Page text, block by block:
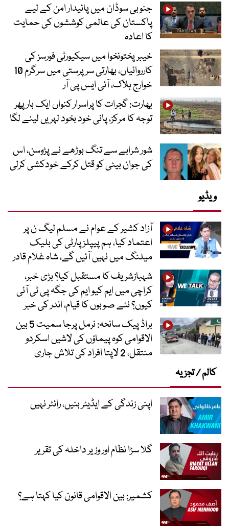
جنوبی سوڈان میں پائیدار امن کے لیے
پاکستان کی عالمی کوششوں کی حمایت
کا اعادہ
خیبرپختونخوا میں سیکیورٹی فورسز کی
کارروائیاں، بھارتی سرپرستی میں سرگرم 10
خوارج ہلاک، آئی ایس پی آر
بھارت: گجرات کا پراسرار کنواں ایک بار پھر
توجہ کا مرکز، پانی خود بخود لہریں لینے لگا
شور شرابے سے تنگ بوڑھے نے پڑوسن، اس
کی جوان بیٹی کو قتل کرکے خودکشی کرلی
ویڈیو
آزاد کشیر کے عوام نے مسلم لیگ ن پر
اعتماد کیا، ہم پیپلز پارٹی کی بلیک
میلنگ میں نہیں آئیں گے، شاہ غلام قادر
شہبازشریف کا مستقبل کیا؟ بڑی خبر،
کراچی میں ایم کیو ایم کی جگہ پی ٹی آئی
کیوں؟ نئے صوبوں کا قیام، اندر کی خبر
براڈ پیک سانحہ: نرمل پرجا سمیت 5 بین
الاقوامی کوہ پیماؤں کی لاشیں اسکردو
منتقل، 2 لاپتا افراد کی تلاش جاری
کالم / تجزیہ
اپنی زندگی کے ایڈیٹر بنیں، رائٹر نہیں
گلا سڑا نظام اور وزیر داخلہ کی تقریر
کشمیر: بین الاقوامی قانون کیا کہتا ہے؟